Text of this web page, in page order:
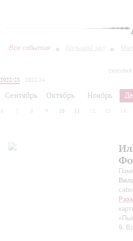
Все события Большой зал
2022/23
2023/24
Сентябрь Октябрь Ноябрь
6 7 8 9 10 11 12 13 14
9,